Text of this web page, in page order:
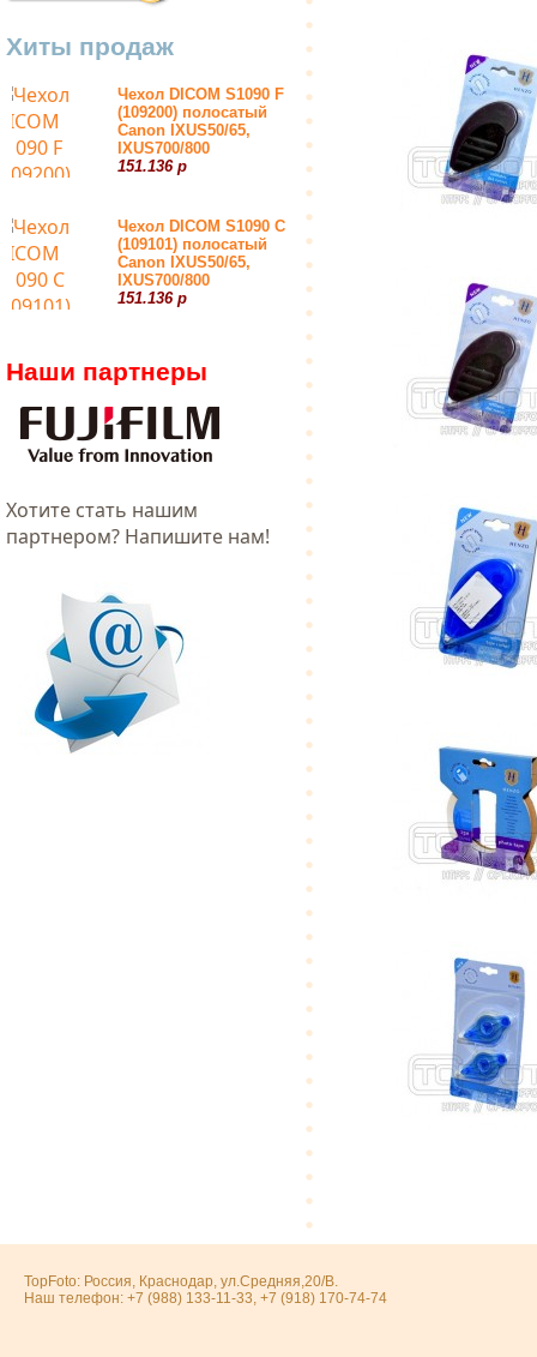
Хиты продаж
Чехол DICOM S1090 F
(109200) полосатый
Canon IXUS50/65,
IXUS700/800
151.136 р
Чехол DICOM S1090 С
(109101) полосатый
Canon IXUS50/65,
IXUS700/800
151.136 р
Наши партнеры
Хотитe стать нашим
партнером? Напишите нам!
TopFoto: Россия, Краснодар, ул.Средняя,20/В.
Наш телефон: +7 (988) 133-11-33, +7 (918) 170-74-74